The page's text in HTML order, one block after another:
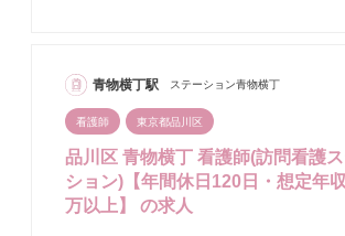
青物横丁駅 ステーション青物横丁
看護師 東京都品川区
品川区 青物横丁 看護師(訪問看護
ション)【年間休日120日・想定年
万以上】 の求人